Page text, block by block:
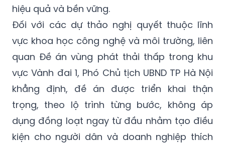
hiệu quả và bền vững.
Đối với các dự thảo nghị quyết thuộc lĩnh
vực khoa học công nghệ và môi trường, liên
quan Đề án vùng phát thải thấp trong khu
vực Vành đai 1, Phó Chủ tịch UBND TP Hà Nội
khẳng định, đề án được triển khai thận
trọng, theo lộ trình từng bước, không áp
dụng đồng loạt ngay từ đầu nhằm tạo điều
kiện cho người dân và doanh nghiệp thích